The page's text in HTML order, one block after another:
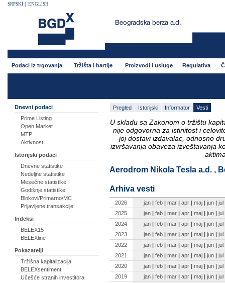
SRPSKI ENGLISH
Podaci iz trgovanja Tržišta i hartije Proizvodi i usluge Regulativa
Dnevni podaci
Prime Listing
Open Market
MTP
Aktivnost
Istorijski podaci
Dnevne statistike
Nedeljne statistike
Mesečne statistike
Godišnje statistike
Blokovi/Primarno/MC
Prijavljene transakcije
Indeksi
BELEX15
BELEXline
Pokazatelji
Tržišna kapitalizacija
BELEXsentiment
Učešće stranih investitora
Pregled Istorijski Informator Vesti
U skladu sa Zakonom o tržištu
nije odgovorna za istinitost i
joj dostavi izdavalac, odnosno
izvršavanja obaveza izveštavanja
Aerodrom Nikola Tesla a.d. ,
Arhiva vesti
2026 jan | feb | mar | apr | maj | jun | jul
2025
jan | feb | mar | apr | maj | jun | jul
2024
jan | feb | mar | apr | maj | jun | jul
2023
jan | feb | mar | apr | maj | jun | jul
2022
jan | feb | mar | apr | maj | jun | jul
2021
jan | feb | mar | apr | maj | jun | jul
2020
jan | feb | mar | apr | maj | jun | jul
2019
jan | feb | mar | apr | maj | jun | jul